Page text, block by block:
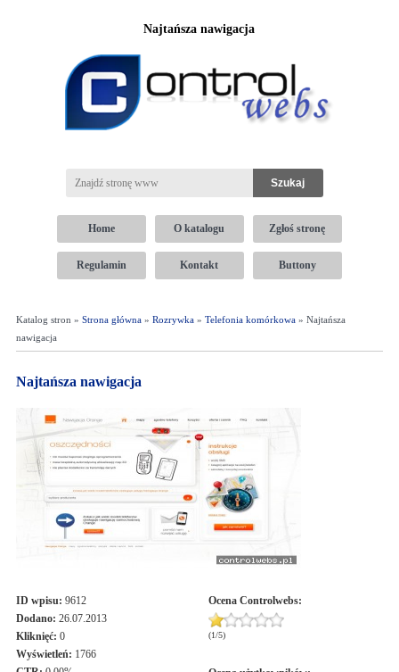
Najtańsza nawigacja
Home O katalogu Zgłoś stronę
Regulamin Kontakt Buttony
Katalog stron » Strona główna» Rozrywka» Telefonia komórkowa» Najtańsza
nawigacja
Najtańsza nawigacja
ID wpisu: 9612
Dodano: 26.07.2013
Kliknięć: 0
Wyświetleń: 1766
Ocena Controlwebs:
(1/5)